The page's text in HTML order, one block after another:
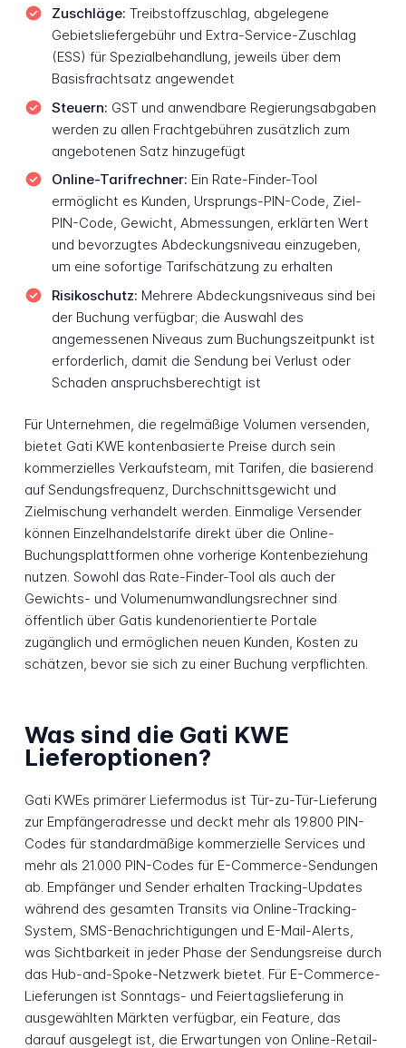
Zuschläge: Treibstoffzuschlag, abgelegene
Gebietsliefergebühr und Extra-Service-Zuschlag
(ESS) für Spezialbehandlung, jeweils über dem
Basisfrachtsatz angewendet
Steuern: GST und anwendbare Regierungsabgaben
werden zu allen Frachtgebühren zusätzlich zum
angebotenen Satz hinzugefügt
Online-Tarifrechner: Ein Rate-Finder-Tool
ermöglicht es Kunden, Ursprungs-PIN-Code, Ziel-
PIN-Code, Gewicht, Abmessungen, erklärten Wert
und bevorzugtes Abdeckungsniveau einzugeben,
um eine sofortige Tarifschätzung zu erhalten
Risikoschutz: Mehrere Abdeckungsniveaus sind bei
der Buchung verfügbar; die Auswahl des
angemessenen Niveaus zum Buchungszeitpunkt ist
erforderlich, damit die Sendung bei Verlust oder
Schaden anspruchsberechtigt ist
Für Unternehmen, die regelmäßige Volumen versenden,
bietet Gati KWE kontenbasierte Preise durch sein
kommerzielles Verkaufsteam, mit Tarifen, die basierend
auf Sendungsfrequenz, Durchschnittsgewicht und
Zielmischung verhandelt werden. Einmalige Versender
können Einzelhandelstarife direkt über die Online-
Buchungsplattformen ohne vorherige Kontenbeziehung
nutzen. Sowohl das Rate-Finder-Tool als auch der
Gewichts- und Volumenumwandlungsrechner sind
öffentlich über Gatis kundenorientierte Portale
zugänglich und ermöglichen neuen Kunden, Kosten zu
schätzen, bevor sie sich zu einer Buchung verpflichten.
Was sind die Gati KWE
Lieferoptionen?
Gati KWEs primärer Liefermodus ist Tür-zu-Tür-Lieferung
zur Empfängeradresse und deckt mehr als 19.800 PIN-
Codes für standardmäßige kommerzielle Services und
mehr als 21.000 PIN-Codes für E-Commerce-Sendungen
ab. Empfänger und Sender erhalten Tracking-Updates
während des gesamten Transits via Online-Tracking-
System, SMS-Benachrichtigungen und E-Mail-Alerts,
was Sichtbarkeit in jeder Phase der Sendungsreise durch
das Hub-and-Spoke-Netzwerk bietet. Für E-Commerce-
Lieferungen ist Sonntags- und Feiertagslieferung in
ausgewählten Märkten verfügbar, ein Feature, das
darauf ausgelegt ist, die Erwartungen von Online-Retail-